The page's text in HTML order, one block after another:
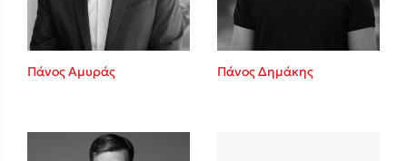
Πάνος Αμυράς Πάνος Δημάκης